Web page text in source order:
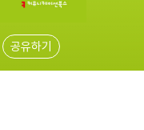
공유하기